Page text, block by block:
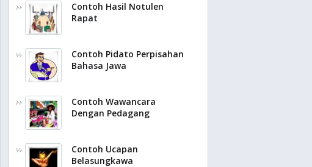
Contoh Hasil Notulen
Rapat
Contoh Pidato Perpisahan
Bahasa Jawa
Contoh Wawancara
Dengan Pedagang
Contoh Ucapan
Belasungkawa